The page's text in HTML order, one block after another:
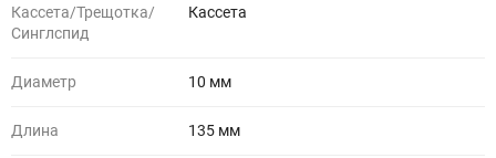
Кассета/Трещотка/
Синглспид
Кассета
Диаметр 10 мм
Длина 135 мм